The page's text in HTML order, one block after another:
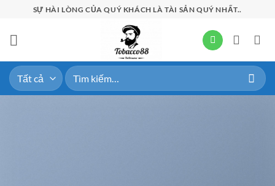
nội
SỰ HÀI LÒNG CỦA QUÝ KHÁCH LÀ TÀI SẢN QUÝ NHẤT..
Tìm
kiếm: